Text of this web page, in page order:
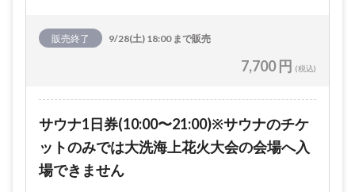
販売終了 9/28(土) 18:00 まで販売
7,700 円 (税込)
サウナ1日券(10:00〜21:00)※サウナのチケ
ットのみでは大洗海上花火大会の会場へ入
場できません